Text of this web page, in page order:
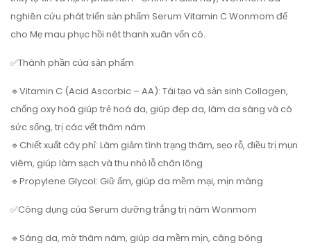
nghiên cứu phát triển sản phẩm Serum Vitamin C Wonmom để
cho Mẹ mau phục hồi nét thanh xuân vốn có.
✅Thành phần của sản phẩm
🔹Vitamin C (Acid Ascorbic – AA): Tái tạo và sản sinh Collagen,
chống oxy hoá giúp trẻ hoá da, giúp đẹp da, làm da sáng và có
sức sống, trị các vết thâm nám
🔹Chiết xuất cây phỉ: Làm giảm tình trạng thâm, sẹo rỗ, điều trị mụn
viêm, giúp làm sạch và thu nhỏ lỗ chân lông
🔹Propylene Glycol: Giữ ẩm, giúp da mềm mại, mịn màng
✅Công dụng của Serum dưỡng trắng trị nám Wonmom
🔹Sáng da, mờ thâm nám, giúp da mềm mịn, căng bóng